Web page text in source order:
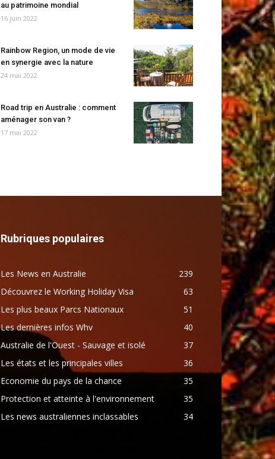
au patrimoine mondial
16 juin 2022
Rainbow Region, un mode de vie
en synergie avec la nature
24 mai 2022
Road trip en Australie : comment
aménager son van ?
17 mai 2022
Rubriques populaires
Les News en Australie
239
Découvrez le Working Holiday Visa
63
Les plus beaux Parcs Nationaux
51
Les dernières infos Whv
40
Australie de l'Ouest - Sauvage et isolé
37
Les états et les principales villes
36
Economie du pays de la chance
35
Protection et atteinte à l'environnement
35
Les news australiennes inclassables
34